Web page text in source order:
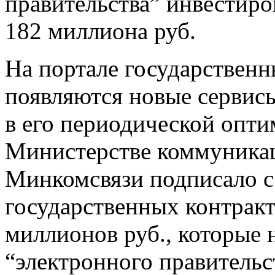
На портале
появляются новые
в его периодической
Министерстве
Минкомсвязи подписало
государственных
миллионов руб., которые
“электронного